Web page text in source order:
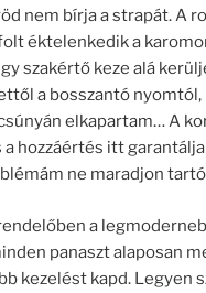
nem bírja a strapát. A
éktelenkedik a
szakértő keze alá
a bosszantó nyomtól,
elkapartam… A
a hozzáértés itt
ne maradjon
a
panaszt alaposan
kezelést kapd. Legyen